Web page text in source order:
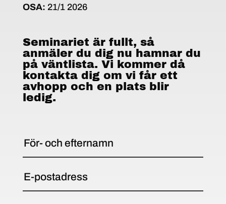
OSA: 21/1 2026
Seminariet är fullt, så
anmäler du dig nu hamnar du
på väntlista. Vi kommer då
kontakta dig om vi får ett
avhopp och en plats blir
ledig.